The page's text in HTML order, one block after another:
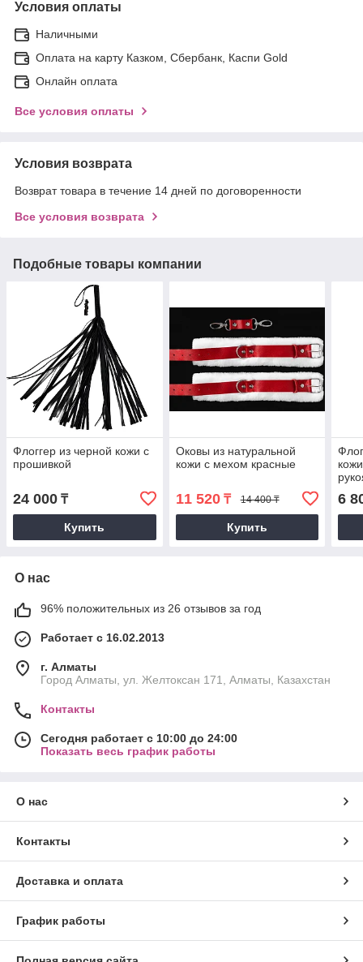
Условия оплаты
Наличными
Оплата на карту Казком, Сбербанк, Каспи Gold
Онлайн оплата
Все условия оплаты
Условия возврата
Возврат товара в течение 14 дней по договоренности
Все условия возврата
Подобные товары компании
Флоггер из черной кожи с
прошивкой
24 000 ₸
Купить
Оковы из натуральной
кожи с мехом красные
11 520₸ 14 400 ₸
Купить
6
О нас
96% положительных из 26 отзывов за год
Работает с 16.02.2013
г. Алматы
Город Алматы, ул. Желтоксан 171, Алматы, Казахстан
Контакты
Сегодня работает с 10:00 до 24:00
Показать весь график работы
О нас
Контакты
Доставка и оплата
График работы